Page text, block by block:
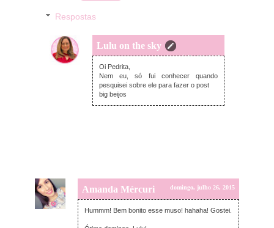
Respostas
Lulu on the sky
domingo, julho 26, 2015
Oi Pedrita,
Nem eu, só fui conhecer quando
pesquisei sobre ele para fazer o post
big beijos
Amanda Mércuri domingo, julho 26, 2015
Hummm! Bem bonito esse muso! hahaha! Gostei.